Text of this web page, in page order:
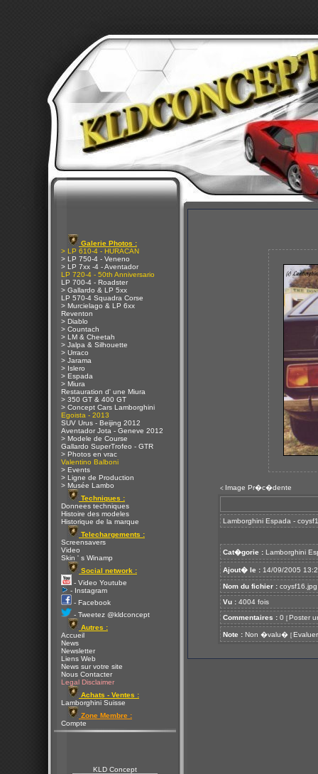
Galerie Photos :
> LP 610-4 - HURACAN
> LP 750-4 - Veneno
> LP 7xx -4 - Aventador
LP 720-4 - 50th Anniversario
LP 700-4 - Roadster
> Gallardo & LP 5xx
LP 570-4 Squadra Corse
> Murcielago & LP 6xx
Reventon
> Diablo
> Countach
> LM & Cheetah
> Jalpa & Silhouette
> Urraco
> Jarama
> Islero
> Espada
> Miura
Restauration d' une Miura
> 350 GT & 400 GT
> Concept Cars Lamborghini
Egoista - 2013
SUV Urus - Beijing 2012
Aventador Jota - Geneve 2012
> Modele de Course
Gallardo SuperTrofeo - GTR
> Photos en vrac
Valentino Balboni
> Events
> Ligne de Production
> Musée Lambo
Techniques :
Donnees techniques
Histoire des modeles
Historique de la marque
Telechargements :
Screensavers
Video
Skin ' s Winamp
Social network :
- Video Youtube
- Instagram
- Facebook
- Tweetez @kldconcept
Autres :
Accueil
News
Newsletter
Liens Web
News sur votre site
Nous Contacter
Legal Disclaimer
Achats - Ventes :
Lamborghini Suisse
Zone Membre :
Compte
KLD Concept
< Image Pr�c�dente
Lamborghini Espada -
Cat�gorie : Lamborghini
Ajout� le : 14/09/2005
Nom du fichier : coysf16.jpg
Vu : 4004 fois
Commentaires : 0 [ Poster
Note : Non �valu� [ Evaluer